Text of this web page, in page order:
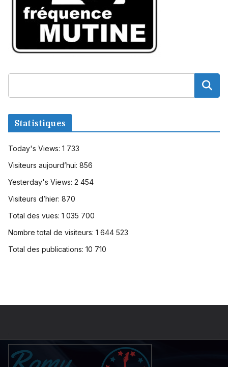
Statistiques
Today's Views: 1 733
Visiteurs aujourd’hui: 856
Yesterday's Views: 2 454
Visiteurs d’hier: 870
Total des vues: 1 035 700
Nombre total de visiteurs: 1 644 523
Total des publications: 10 710